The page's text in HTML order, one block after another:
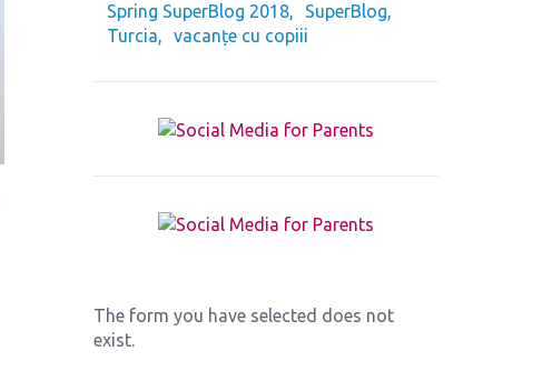
Spring SuperBlog 2018
SuperBlog
Turcia
vacanțe cu copiii
The form you have selected does not
exist.